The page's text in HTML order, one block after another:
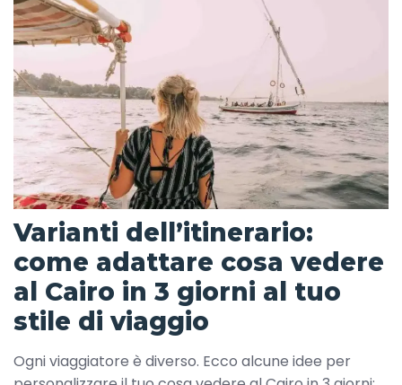
Varianti dell’itinerario:
come adattare cosa vedere
al Cairo in 3 giorni al tuo
stile di viaggio
Ogni viaggiatore è diverso. Ecco alcune idee per